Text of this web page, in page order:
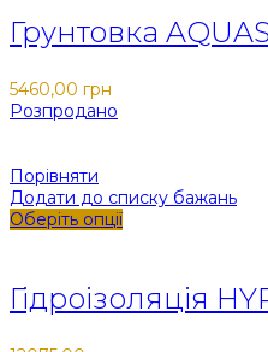
Грунтовка
5460,00 грн
Розпродано
Порівняти
Додати до списку бажань
Оберіть опції
Гідроізоляція